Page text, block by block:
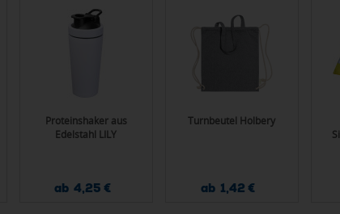
Proteinshaker aus
Edelstahl LILY
ab 4,25 €
Turnbeutel Holbery
ab 1,42 €